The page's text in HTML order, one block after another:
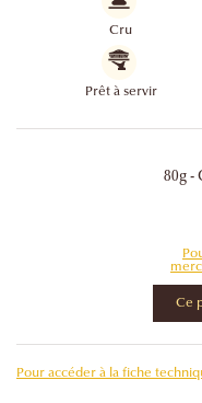
Cru
Prêt à servir
80g -
Ce
Pour accéder à la fiche